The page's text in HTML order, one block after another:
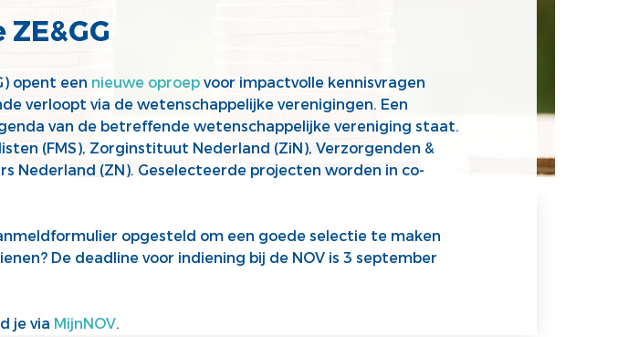
opent een nieuwe oproepvoor impactvolle kennisvragen
verloopt via de wetenschappelijke verenigingen. Een
van de betreffende wetenschappelijke vereniging staat.
(FMS), Zorginstituut Nederland (ZiN), Verzorgenden &
Nederland (ZN). Geselecteerde projecten worden in co-
opgesteld om een goede selectie te maken
De deadline voor indiening bij de NOV is 3 september
je via MijnNOV.